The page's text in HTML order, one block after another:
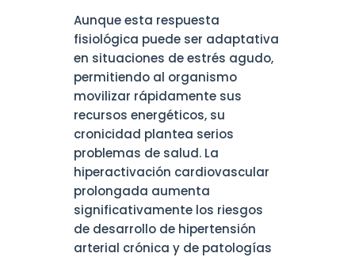
Aunque esta respuesta
fisiológica puede ser adaptativa
en situaciones de estrés agudo,
permitiendo al organismo
movilizar rápidamente sus
recursos energéticos, su
cronicidad plantea serios
problemas de salud. La
hiperactivación cardiovascular
prolongada aumenta
significativamente los riesgos
de desarrollo de hipertensión
arterial crónica y de patologías